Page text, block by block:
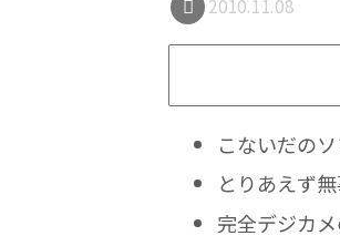
2010.11.08
こないだの
とりあえず
完全デジカ